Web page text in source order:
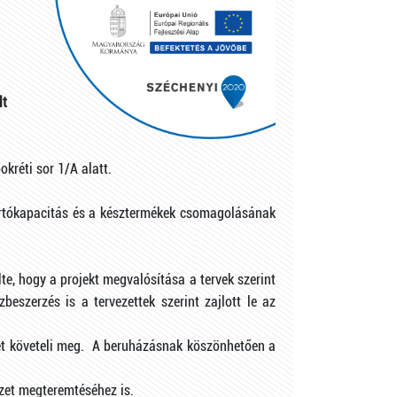
sor 1/A alatt.
és a késztermékek csomagolásának
hogy a projekt megvalósítása a tervek szerint
is a tervezettek szerint zajlott le az
követeli meg. A beruházásnak köszönhetően a
megteremtéséhez is.